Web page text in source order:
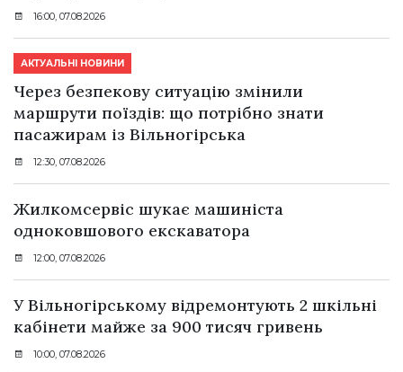
16:00, 07.08.2026
АКТУАЛЬНІ НОВИНИ
Через безпекову ситуацію змінили
маршрути поїздів: що потрібно знати
пасажирам із Вільногірська
12:30, 07.08.2026
Жилкомсервіс шукає машиніста
одноковшового екскаватора
12:00, 07.08.2026
У Вільногірському відремонтують 2 шкільні
кабінети майже за 900 тисяч гривень
10:00, 07.08.2026